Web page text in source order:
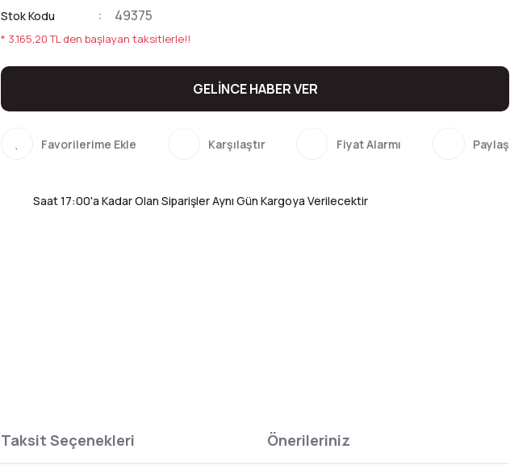
Stok Kodu 49375
* 3.165,20 TL den başlayan taksitlerle!!
GELİNCE HABER VER
Karşılaştır Fiyat Alarmı Paylaş
Saat 17:00'a Kadar Olan Siparişler Aynı Gün Kargoya Verilecektir
Taksit Seçenekleri Önerileriniz